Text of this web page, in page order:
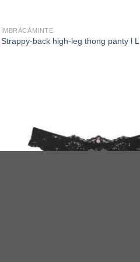
ÎMBRĂCĂMINTE
Strappy-back high-leg thong panty l L